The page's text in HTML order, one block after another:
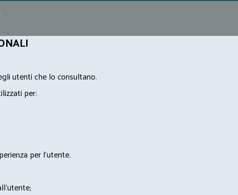
utenti che lo consultano.
per:
per l'utente.